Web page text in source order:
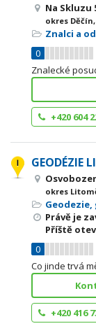
Na Skluzu
okres
Znalci a
0
Znalecké
+420 604
GEODÉZIE
okres
Právě je
Příště
0
Co jinde trvá
+420 416